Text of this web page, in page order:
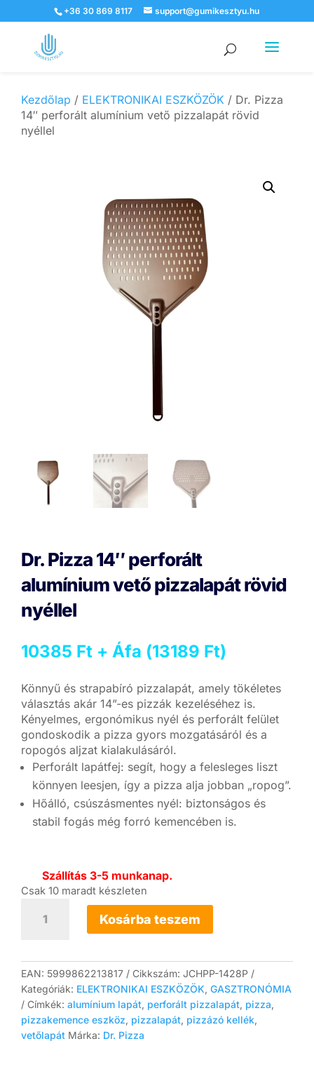
+36 30 869 8117 support@gumikesztyu.hu
Products
search
Kezdőlap / ELEKTRONIKAI ESZKÖZÖK / Dr. Pizza
14″ perforált alumínium vető pizzalapát rövid
nyéllel
Dr. Pizza 14″ perforált
alumínium vető pizzalapát rövid
nyéllel
10385 Ft + Áfa (13189 Ft)
Könnyű és strapabíró pizzalapát, amely tökéletes
választás akár 14”-es pizzák kezeléséhez is.
Kényelmes, ergonómikus nyél és perforált felület
gondoskodik a pizza gyors mozgatásáról és a
ropogós aljzat kialakulásáról.
Perforált lapátfej: segít, hogy a felesleges liszt
könnyen leesjen, így a pizza alja jobban „ropog”.
Hőálló, csúszásmentes nyél: biztonságos és
stabil fogás még forró kemencében is.
Szállítás 3-5 munkanap.
Csak 10 maradt készleten
Pizza
alumínium
vető
pizzalapát
rövid
nyéllel
mennyiség
Kosárba teszem
EAN: 5999862213817 Cikkszám: JCHPP-1428P
Kategóriák: ELEKTRONIKAI ESZKÖZÖK, GASZTRONÓMIA
Címkék: alumínium lapát, perforált pizzalapát, pizza,
pizzakemence eszköz, pizzalapát, pizzázó kellék,
vetőlapát Márka: Dr. Pizza